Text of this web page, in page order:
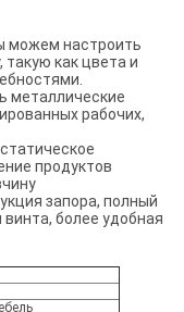
можем настроить
как цвета и
металлические
рабочих,
продуктов
запора, полный
более удобная